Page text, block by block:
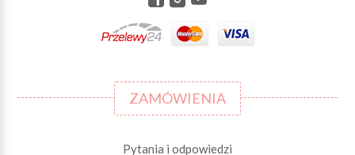
ZAMÓWIENIA
Pytania i odpowiedzi